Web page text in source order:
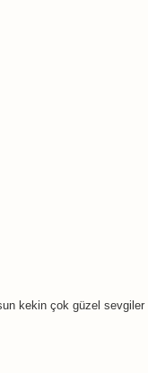
kekin çok güzel sevgiler